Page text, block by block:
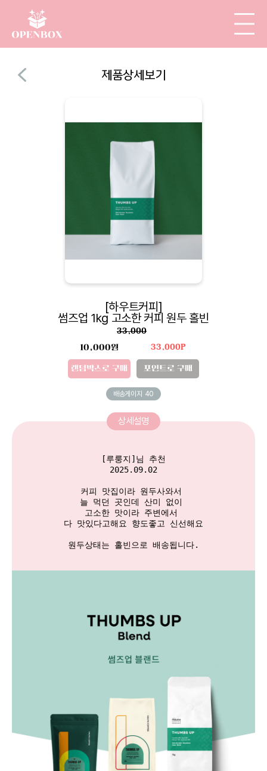
제품상세보기
[하우트커피]
썸즈업 1kg 고소한 커피 원두 홀빈
33,000
10,000원
랜덤박스로 구매
33,000P
포인트로 구매
배송게이지 40
상세설명
[루룽지]님 추천
2025.09.02
커피 맛집이라 원두사와서
늘 먹던 곳인데 산미 없이
고소한 맛이라 주변에서
다 맛있다고해요 향도좋고 신선해요
원두상태는 홀빈으로 배송됩니다.